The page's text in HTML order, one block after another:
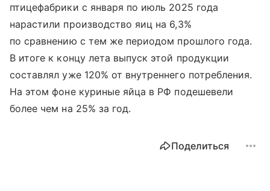
птицефабрики с января по июль 2025 года
нарастили производство яиц на 6,3%
по сравнению с тем же периодом прошлого года.
В итоге к концу лета выпуск этой продукции
составлял уже 120% от внутреннего потребления.
На этом фоне куриные яйца в РФ подешевели
более чем на 25% за год.
Поделиться